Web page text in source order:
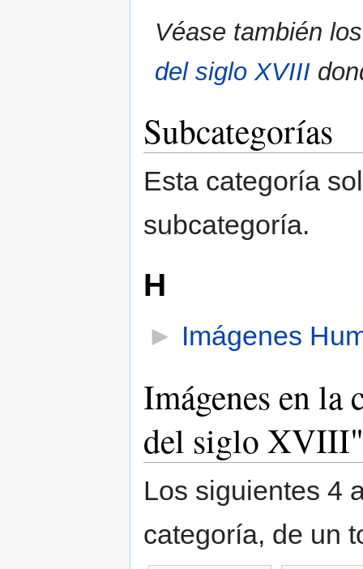
Véase también
del siglo XVIII
Subcategorías
Esta categoría
subcategoría.
H
► Imágenes
Imágenes en la
del siglo XVIII"
Los siguientes 4
categoría, de un